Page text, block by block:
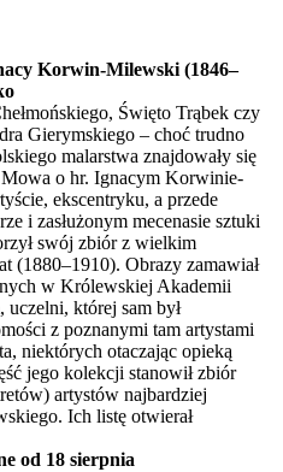
Korwin-Milewski (1846–
Święto Trąbek czy
Gierymskiego – choć trudno
malarstwa znajdowały się
o hr. Ignacym Korwinie-
ekscentryku, a przede
i zasłużonym mecenasie sztuki
swój zbiór z wielkim
(1880–1910). Obrazy zamawiał
w Królewskiej Akademii
której sam był
z poznanymi tam artystami
niektórych otaczając opieką
jego kolekcji stanowił zbiór
artystów najbardziej
Ich listę otwierał
od 18 sierpnia